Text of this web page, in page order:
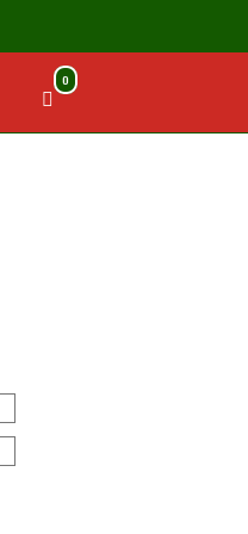
Winkelwagen
0